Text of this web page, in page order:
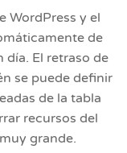
WordPress y el
de
El retraso de
se puede definir
de la tabla
recursos del
grande.